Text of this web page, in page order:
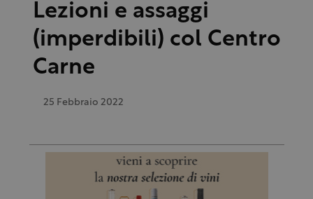
Lezioni e assaggi
(imperdibili) col Centro
Carne
25 Febbraio 2022